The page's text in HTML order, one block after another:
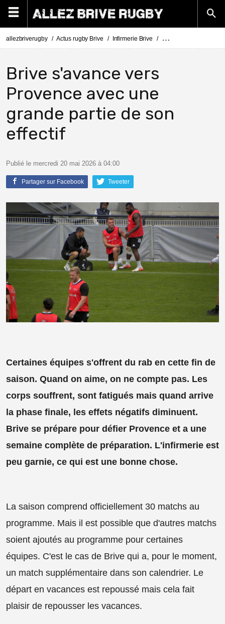
allezbriverugby Actus rugby Brive Infirmerie Brive Actus Infirmerie Brive
Brive s'avance vers
Provence avec une
grande partie de son
effectif
Publié le mercredi 20 mai 2026 à 04:00
Partager sur Facebook Tweeter
Certaines équipes s'offrent du rab en cette fin de
saison. Quand on aime, on ne compte pas. Les
corps souffrent, sont fatigués mais quand arrive
la phase finale, les effets négatifs diminuent.
Brive se prépare pour défier Provence et a une
semaine complète de préparation. L'infirmerie est
peu garnie, ce qui est une bonne chose.
La saison comprend officiellement 30 matchs au
programme. Mais il est possible que d'autres matchs
soient ajoutés au programme pour certaines
équipes. C'est le cas de Brive qui a, pour le moment,
un match supplémentaire dans son calendrier. Le
départ en vacances est repoussé mais cela fait
plaisir de repousser les vacances.